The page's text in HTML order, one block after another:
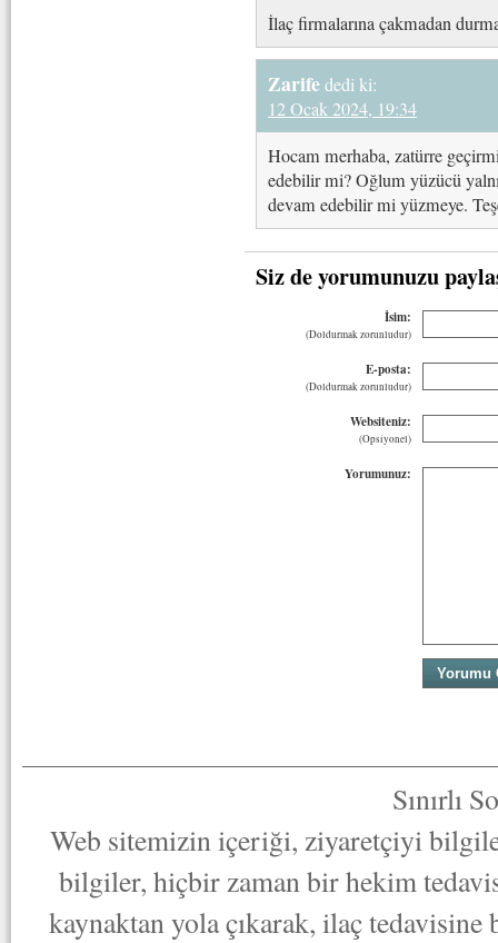
İlaç firmalarına çakmadan
Zarifededi ki:
12 Ocak 2024, 19:34
Hocam merhaba, zatürre
edebilir mi? Oğlum yüzücü
devam edebilir mi yüzmeye.
Siz de yorumunuzu
İsim:
(Doldurmak zorunludur)
E-posta:
(Doldurmak zorunludur)
Websiteniz:
(Opsiyonel)
Yorumunuz:
Sınırlı
Web sitemizin içeriği, ziyaretçiyi
bilgiler, hiçbir zaman bir hekim
kaynaktan yola çıkarak, ilaç